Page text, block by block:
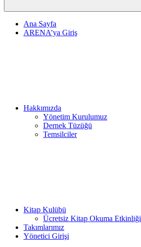
Ana Sayfa
ARENA’ya Giriş
Hakkımızda
Yönetim Kurulumuz
Dernek Tüzüğü
Temsilciler
Kitap Kulübü
Ücretsiz Kitap Okuma Etkinliği
Takımlarımız
Yönetici Girişi